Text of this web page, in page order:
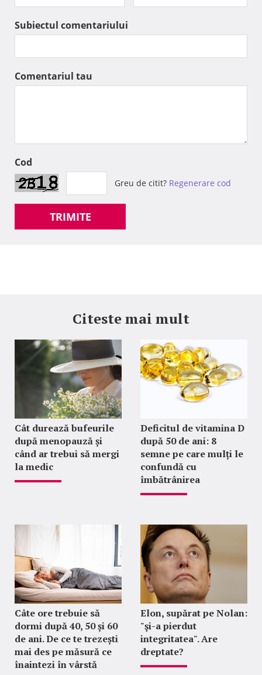
Subiectul comentariului
Comentariul tau
Cod
Greu de citit? Regenerare cod
TRIMITE
Citeste mai mult
Cât durează bufeurile
după menopauză și
când ar trebui să mergi
la medic
Deficitul de vitamina D
după 50 de ani: 8
semne pe care mulți le
confundă cu
îmbătrânirea
Câte ore trebuie să
dormi după 40, 50 și 60
de ani. De ce te trezești
mai des pe măsură ce
înaintezi în vârstă
Elon, supărat pe Nolan:
"şi-a pierdut
integritatea". Are
dreptate?